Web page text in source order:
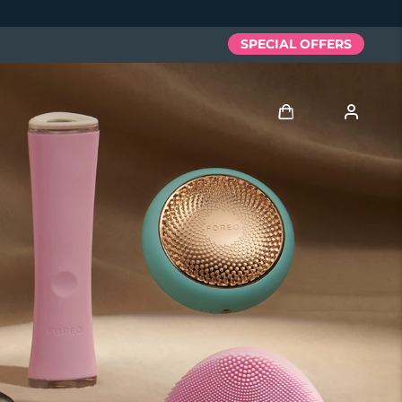
SPECIAL OFFERS
Войти
Профиль пользователя
Мои приборы
Мои адреса
Мои подписки